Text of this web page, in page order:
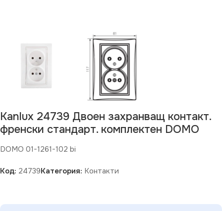
Kanlux 24739 Двоен захранващ контакт.
френски стандарт. комплектен DOMO
DOMO 01-1261-102 bi
Код: 24739Категория: Контакти